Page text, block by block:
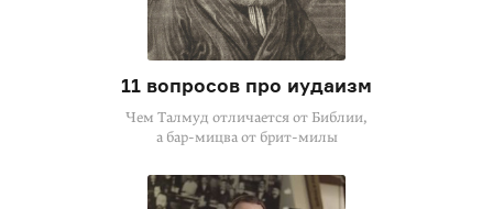
11 вопросов про иудаизм
Чем Талмуд отличается от Библии,
а бар-мицваот брит-милы